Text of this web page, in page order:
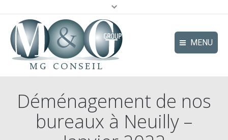
MENU
Le Groupe
Pôles d’expertise
Secteurs d’activité | secteurs
Déménagement de nos
bureaux à Neuilly –